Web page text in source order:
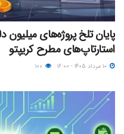
استارتاپ‌های مطرح کریپتو